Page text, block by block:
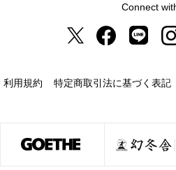
Connect
利用規約 特定商取引法に基づく表記